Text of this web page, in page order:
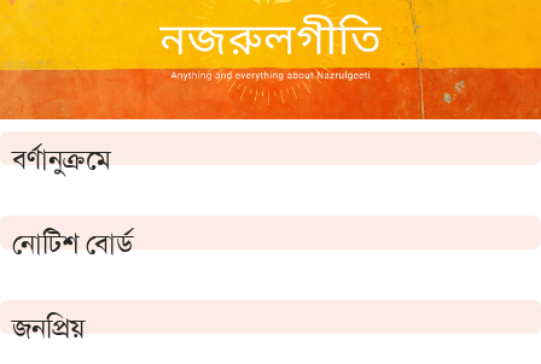
বর্ণানুক্রমে
নোটিশ বোর্ড
জনপ্রিয়